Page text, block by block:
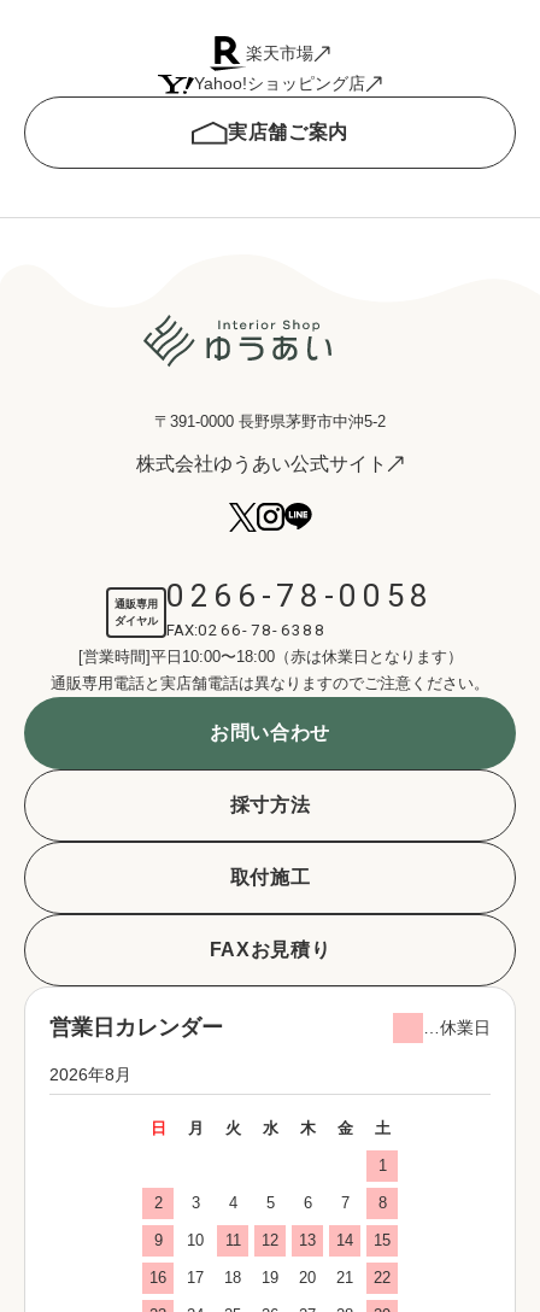
楽天市場
Yahoo!ショッピング店
実店舗ご案内
〒391-0000 長野県茅野市中沖5-2
株式会社ゆうあい公式サイト
通販専用
ダイヤル
0266-78-0058
FAX:0266-78-6388
[営業時間]平日10:00〜18:00（赤は休業日となります）
通販専用電話と実店舗電話は異なりますのでご注意ください。
お問い合わせ
採寸方法
取付施工
FAXお見積り
営業日カレンダー …休業日
2026年8月
日 月 火 水 木 金 土
1
2 3 4 5 6 7 8
9 10 11 12 13 14 15
16 17 18 19 20 21 22